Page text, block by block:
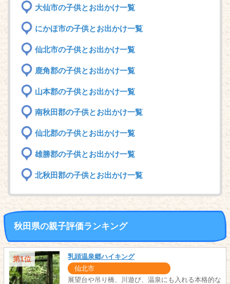
大仙市の子供とお出かけ一覧
にかほ市の子供とお出かけ一覧
仙北市の子供とお出かけ一覧
鹿角郡の子供とお出かけ一覧
山本郡の子供とお出かけ一覧
南秋田郡の子供とお出かけ一覧
仙北郡の子供とお出かけ一覧
雄勝郡の子供とお出かけ一覧
北秋田郡の子供とお出かけ一覧
秋田県の親子評価ランキング
第1位 乳頭温泉郷ハイキング
仙北市
展望台や吊り橋、川遊び、温泉にも入れる本格的な